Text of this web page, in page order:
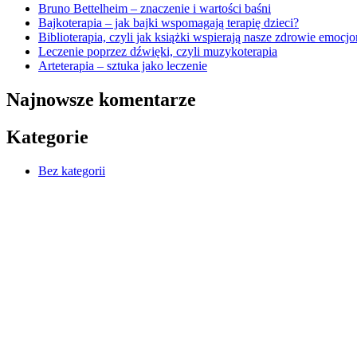
Bruno Bettelheim – znaczenie i wartości baśni
Bajkoterapia – jak bajki wspomagają terapię dzieci?
Biblioterapia, czyli jak książki wspierają nasze zdrowie
Leczenie poprzez dźwięki, czyli muzykoterapia
Arteterapia – sztuka jako leczenie
Najnowsze komentarze
Kategorie
Bez kategorii